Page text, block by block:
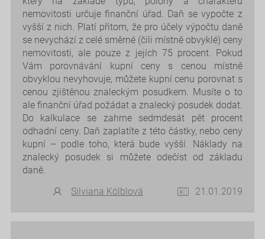
nemovitosti určuje finanční úřad. Daň se vypočte z
vyšší z nich. Platí přitom, že pro účely výpočtu daně
se nevychází z celé směrné (čili místně obvyklé) ceny
nemovitosti, ale pouze z jejích 75 procent. Pokud
Vám porovnávání kupní ceny s cenou místně
obvyklou nevyhovuje, můžete kupní cenu porovnat s
cenou zjištěnou znaleckým posudkem. Musíte o to
ale finanční úřad požádat a znalecký posudek dodat.
Do kalkulace se zahrne sedmdesát pět procent
odhadní ceny. Daň zaplatíte z této částky, nebo ceny
kupní – podle toho, která bude vyšší. Náklady na
znalecký posudek si můžete odečíst od základu
daně.
Silviana Kölblová
21.01.2019